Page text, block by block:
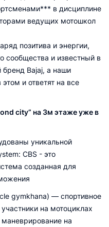
в дисциплине
ведущих мотошкол
позитива и энергии,
сообщества и известный в
бренд Bajaj, а наши
и ответят на все
city” на 3м этаже уже в
уникальной
CBS - это
созданная для
gymkhana) — спортивное
на мотоциклах
на